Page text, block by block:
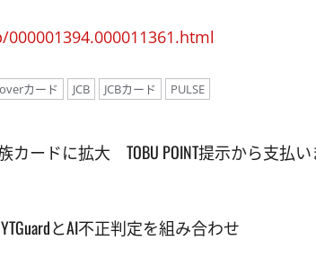
カード JCB JCBカード PULSE
カードに拡大 TOBU POINT提示から支払
とAI不正判定を組み合わせ